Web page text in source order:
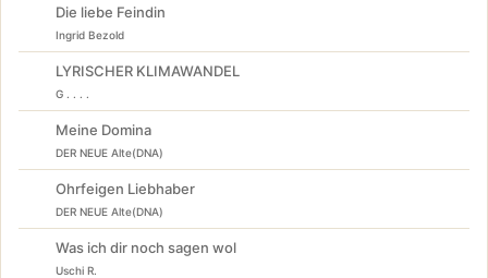
Die liebe Feindin
Ingrid Bezold
LYRISCHER KLIMAWANDEL
G . . . .
Meine Domina
DER NEUE Alte(DNA)
Ohrfeigen Liebhaber
DER NEUE Alte(DNA)
Was ich dir noch sagen wol
Uschi R.